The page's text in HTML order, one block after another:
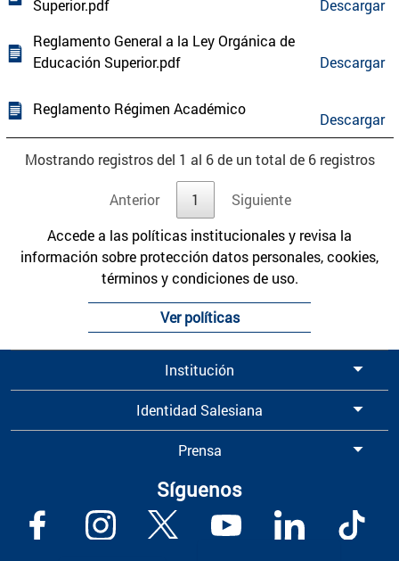
Superior.pdf
Descargar
Reglamento General a la Ley Orgánica de
Educación Superior.pdf
Descargar
Reglamento Régimen Académico
Descargar
Mostrando registros del 1 al 6 de un total de 6 registros
Anterior 1
Siguiente
Accede a las políticas institucionales y revisa la
información sobre protección datos personales, cookies,
términos y condiciones de uso.
Ver políticas
Institución
Identidad Salesiana
Prensa
Síguenos